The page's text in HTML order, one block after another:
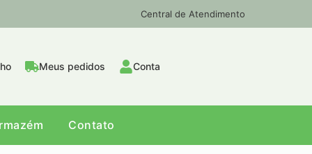
Central de Atendimento
Meus pedidos Conta
Contato